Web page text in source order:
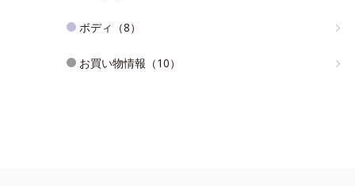
ボディ（8）
お買い物情報（10）